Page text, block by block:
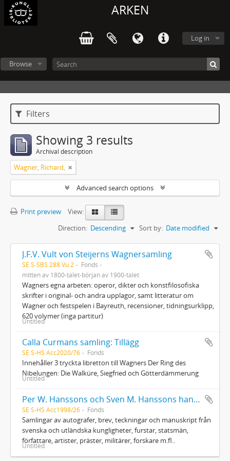
ARKEN
Log in
Browse
Filters
Showing 3 results
Archival description
Wagner, Richard,
Advanced search options
Print preview
View:
Sort by: Date modified
Direction: Descending
J.F.V. Vult von Steijerns Wagnersamling
SE S-SBS 288 Vu 2
Fonds
mitten av 1800-talet-början av 1900-talet
Wagners egna arbeten: operor, dikter och konstfilosofiska
skrifter i original- och andra upplagor, samt litteratur om
Wagner och festspelen i Bayreuth, recensioner, tidningsurklipp,
620 volymer (inga partitur)
Untitled
Calla Curmans samling: Tillägg
SE S-HS Acc2020/76 Fonds
Innehåller 3 tryckta libretton till Wagners Der Ring des
Nibelungen: Die Walküre, Siegfried och Götterdämmerung
Untitled
Per W. Hanssons och Sven M. Hanssons handskriftssamling
SE S-HS Acc1998/26 Fonds
Samlingar av autografer, brev, teckningar och manuskript från
svenska och utländska kungligheter, furstar, statsmän,
författare, artister, präster, militärer, forskare m.fl..
Untitled